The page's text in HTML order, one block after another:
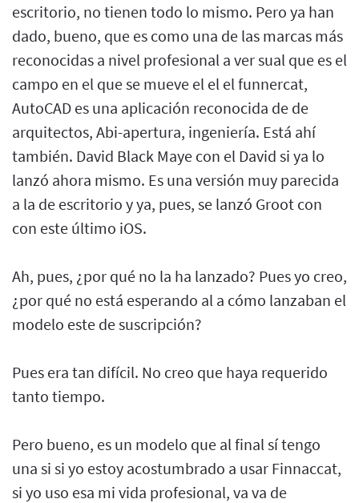
escritorio, no tienen todo lo mismo. Pero ya han
dado, bueno, que es como una de las marcas más
reconocidas a nivel profesional a ver sual que es el
campo en el que se mueve el el el funnercat,
AutoCAD es una aplicación reconocida de de
arquitectos, Abi-apertura, ingeniería. Está ahí
también. David Black Maye con el David si ya lo
lanzó ahora mismo. Es una versión muy parecida
a la de escritorio y ya, pues, se lanzó Groot con
con este último iOS.
Ah, pues, ¿por qué no la ha lanzado? Pues yo creo,
¿por qué no está esperando al a cómo lanzaban el
modelo este de suscripción?
Pues era tan difícil. No creo que haya requerido
tanto tiempo.
Pero bueno, es un modelo que al final sí tengo
una si si yo estoy acostumbrado a usar Finnaccat,
si yo uso esa mi vida profesional, va va de